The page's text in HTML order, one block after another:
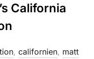
California
, californien, matt